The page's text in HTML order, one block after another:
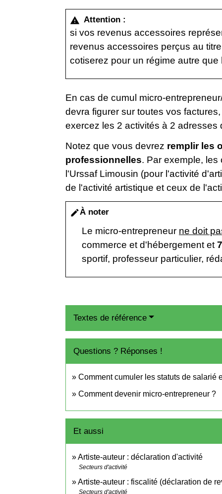
warning Attention :
si vos revenus accessoires
revenus accessoires perçus au
cotiserez pour un régime autre
En cas de cumul micro-
devra figurer sur toutes vos
exercez les 2 activités à 2 adresses
Notez que vous devrez remplir les
professionnelles. Par exemple,
l'Urssaf Limousin (pour l'activité
de l'activité artistique et ceux de
editÀ noter
Le micro-entrepreneur ne doit
commerce et d'hébergement et
sportif, professeur particulier,
Textes de référence
Questions ? Réponses !
Comment cumuler les statuts de salarié
Comment devenir micro-entrepreneur ?
Et aussi
Artiste-auteur : déclaration d'activité
Secteurs d'activité
Artiste-auteur : fiscalité (déclaration de
Secteurs d'activité